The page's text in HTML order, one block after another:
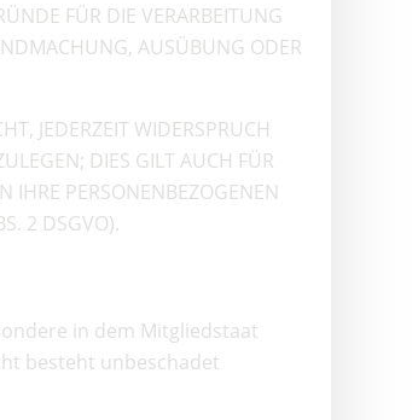
FÜR DIE VERARBEITUNG
AUSÜBUNG ODER
JEDERZEIT WIDERSPRUCH
DIES GILT AUCH FÜR
IHRE PERSONENBEZOGENEN
2 DSGVO).
in dem Mitgliedstaat
besteht unbeschadet